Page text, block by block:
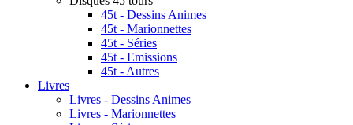
45t - Dessins Animes
45t - Marionnettes
45t - Séries
45t - Emissions
45t - Autres
Livres
Livres - Dessins Animes
Livres - Marionnettes